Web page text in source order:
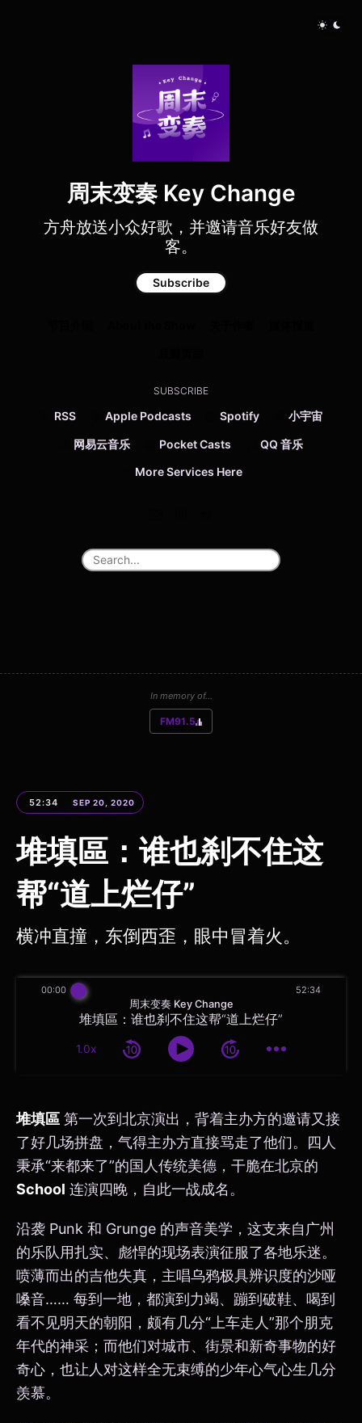
周末变奏 Key Change
方舟放送小众好歌，并邀请音乐好友做
客。
Subscribe
SUBSCRIBE
RSS Apple Podcasts Spotify 小宇宙
网易云音乐 Pocket Casts QQ 音乐
More Services Here
In memory of...
FM91.5
52:34 SEP 20, 2020
堆填區：谁也刹不住这
帮“道上烂仔”
横冲直撞，东倒西歪，眼中冒着火。
周末变奏 Key Change
堆填區：谁也刹不住这帮“道上烂仔”
1.0x
00:00 52:34
堆填區 第一次到北京演出，背着主办方的邀请又接
了好几场拼盘，气得主办方直接骂走了他们。四人
秉承“来都来了”的国人传统美德，干脆在北京的
School 连演四晚，自此一战成名。
沿袭 Punk 和 Grunge 的声音美学，这支来自广州
的乐队用扎实、彪悍的现场表演征服了各地乐迷。
喷薄而出的吉他失真，主唱乌鸦极具辨识度的沙哑
嗓音…… 每到一地，都演到力竭、蹦到破鞋、喝到
看不见明天的朝阳，颇有几分“上车走人”那个朋克
年代的神采；而他们对城市、街景和新奇事物的好
奇心，也让人对这样全无束缚的少年心气心生几分
羡慕。